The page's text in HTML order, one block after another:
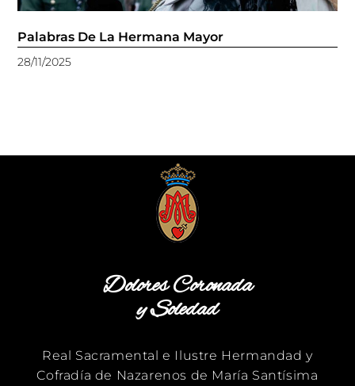
Palabras De La Hermana Mayor
28/11/2025
Dolores Coronada
y Soledad
Real Sacramental e Ilustre Hermandad y
Cofradía de Nazarenos de María Santísima